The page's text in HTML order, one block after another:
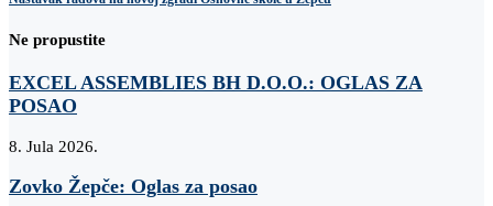
Ne propustite
EXCEL ASSEMBLIES BH D.O.O.: OGLAS ZA
POSAO
8. Jula 2026.
Zovko Žepče: Oglas za posao